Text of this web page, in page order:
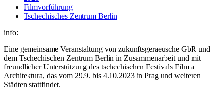
Filmvorführung
Tschechisches Zentrum Berlin
info:
Eine gemeinsame Veranstaltung von zukunftsgeraeusche GbR und
dem Tschechischen Zentrum Berlin in Zusammenarbeit und mit
freundlicher Unterstützung des tschechischen Festivals Film a
Architektura, das vom 29.9. bis 4.10.2023 in Prag und weiteren
Städten stattfindet.